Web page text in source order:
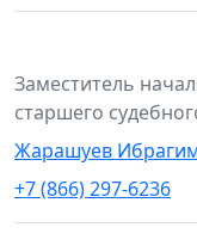
Заместитель
старшего
Жарашуев
+7 (866) 297-6236